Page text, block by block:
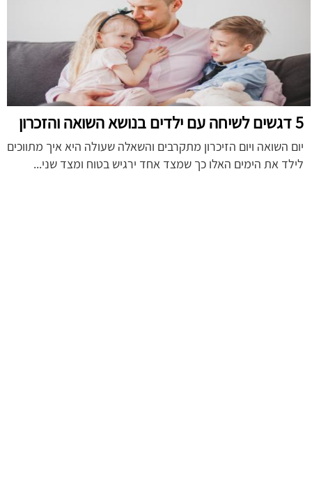
5 דגשים לשיחה עם ילדים בנושא השואה והזכרון
יום השואה ויום הזיכרון מתקרבים והשאלה שעולה היא איך מתווכים
לילד את הימים האלו כך שמצד אחד ירגיש בטוח ומצד שני...